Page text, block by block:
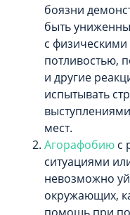
боязни
быть
с
потливостью,
и другие
испытывать
мест.
Агорафобию с
ситуациями
невозможно
окружающих,